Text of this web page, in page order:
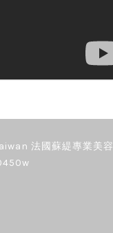
法國蘇緹專業美容